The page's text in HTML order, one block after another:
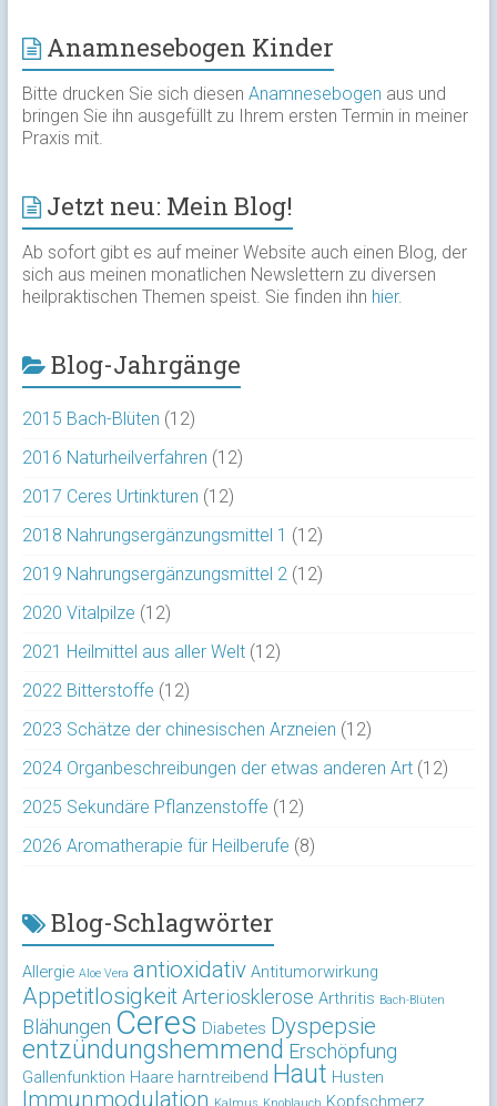
Anamnesebogen Kinder
Bitte drucken Sie sich diesen Anamnesebogen aus und
bringen Sie ihn ausgefüllt zu Ihrem ersten Termin in meiner
Praxis mit.
Jetzt neu: Mein Blog!
Ab sofort gibt es auf meiner Website auch einen Blog, der
sich aus meinen monatlichen Newslettern zu diversen
heilpraktischen Themen speist. Sie finden ihn hier.
Blog-Jahrgänge
2015 Bach-Blüten (12)
2016 Naturheilverfahren (12)
2017 Ceres Urtinkturen (12)
2018 Nahrungsergänzungsmittel 1 (12)
2019 Nahrungsergänzungsmittel 2(12)
2020 Vitalpilze (12)
2021 Heilmittel aus aller Welt(12)
2022 Bitterstoffe (12)
2023 Schätze der chinesischen Arzneien (12)
2024 Organbeschreibungen der etwas anderen Art(12)
2025 Sekundäre Pflanzenstoffe (12)
2026 Aromatherapie für Heilberufe (8)
Blog-Schlagwörter
Allergie Aloe Vera antioxidativ Antitumorwirkung
Appetitlosigkeit Arteriosklerose Arthritis Bach-Blüten
Blähungen Ceres Diabetes Dyspepsie
entzündungshemmend Erschöpfung
Gallenfunktion Haare harntreibend Haut Husten
Immunmodulation Kopfschmerz